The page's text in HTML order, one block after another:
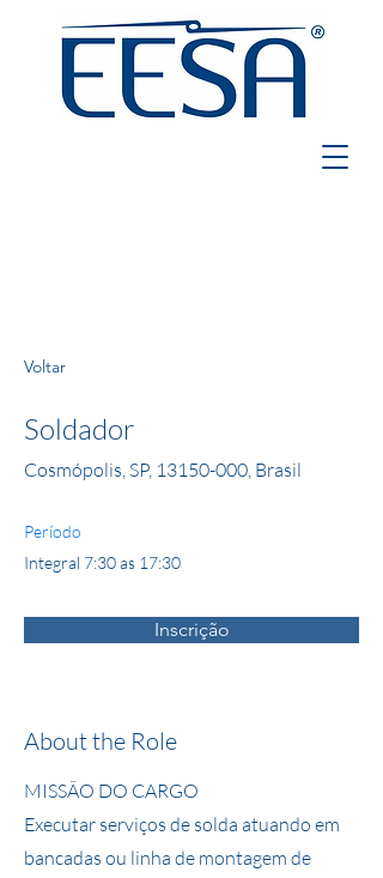
Voltar
Soldador
Cosmópolis, SP, 13150-000, Brasil
Período
Integral 7:30 as 17:30
Inscrição
About the Role
MISSÃO DO CARGO
Executar serviços de solda atuando em
bancadas ou linha de montagem de